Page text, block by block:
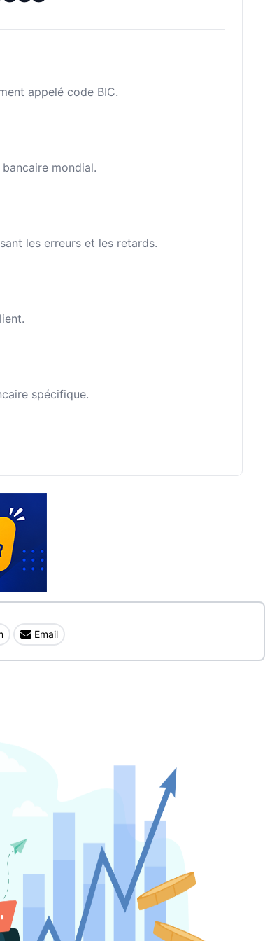
appelé code BIC.
mondial.
les erreurs et les retards.
spécifique.
Email